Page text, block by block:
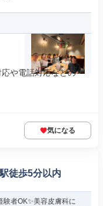
や電話対応などの
気になる
徒歩5分以内
験者OK✨美容皮膚科に